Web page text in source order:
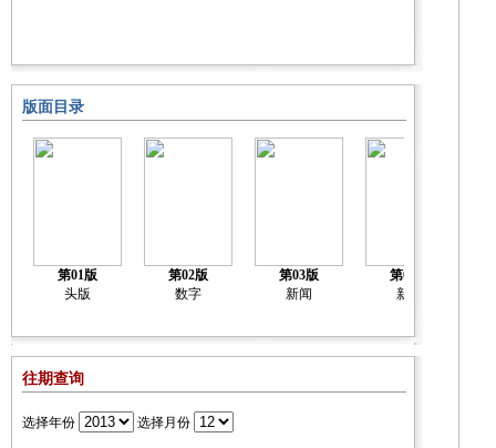
版面目录
第01版
头版
第02版
数字
第03版
新闻
第04版
新闻
往期查询
选择年份 选择月份